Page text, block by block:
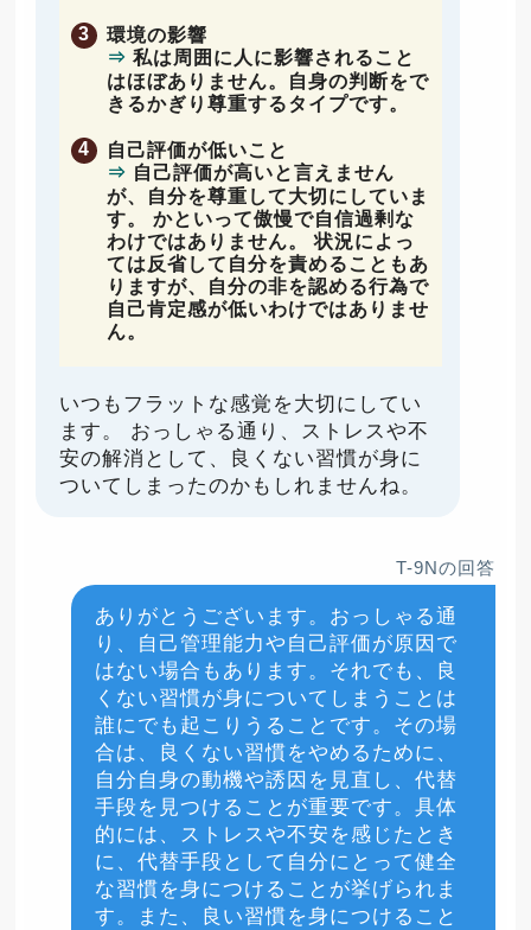
環境の影響
⇒ 私は周囲に人に影響されること
はほぼありません。自身の判断をで
きるかぎり尊重するタイプです。
自己評価が低いこと
⇒ 自己評価が高いと言えません
が、自分を尊重して大切にしていま
す。 かといって傲慢で自信過剰な
わけではありません。 状況によっ
ては反省して自分を責めることもあ
りますが、自分の非を認める行為で
自己肯定感が低いわけではありませ
ん。
いつもフラットな感覚を大切にしてい
ます。 おっしゃる通り、ストレスや不
安の解消として、良くない習慣が身に
ついてしまったのかもしれませんね。
T-9Nの回答
ありがとうございます。おっしゃる通
り、自己管理能力や自己評価が原因で
はない場合もあります。それでも、良
くない習慣が身についてしまうことは
誰にでも起こりうることです。その場
合は、良くない習慣をやめるために、
自分自身の動機や誘因を見直し、代替
手段を見つけることが重要です。具体
的には、ストレスや不安を感じたとき
に、代替手段として自分にとって健全
な習慣を身につけることが挙げられま
す。また、良い習慣を身につけること